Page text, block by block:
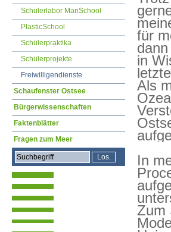
für
in
Als
In
Zum
Schülerlabor MariSchool
PlasticSchool
Schülerpraktika
Schülerprojekte
Freiwilligendienste
Schaufenster Ostsee
Bürgerwissenschaften
Faktenblätter
Fragen zum Meer